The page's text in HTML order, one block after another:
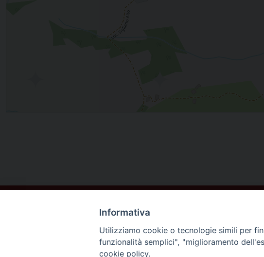
Informativa
Utilizziamo cookie o tecnologie simili per
funzionalità semplici", "miglioramento
cookie policy.